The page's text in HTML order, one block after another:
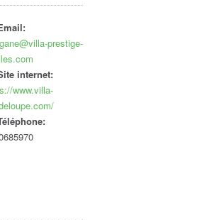
prestige-
internet:
www.villa-